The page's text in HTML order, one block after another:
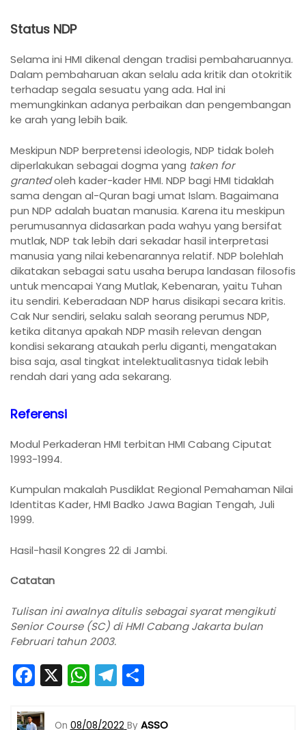
Status NDP
Selama ini HMI dikenal dengan tradisi pembaharuannya.
Dalam pembaharuan akan selalu ada kritik dan otokritik
terhadap segala sesuatu yang ada. Hal ini
memungkinkan adanya perbaikan dan pengembangan
ke arah yang lebih baik.
Meskipun NDP berpretensi ideologis, NDP tidak boleh
diperlakukan sebagai dogma yang taken for
grantedoleh kader-kader HMI. NDP bagi HMI tidaklah
sama dengan al-Quran bagi umat Islam. Bagaimana
pun NDP adalah buatan manusia. Karena itu meskipun
perumusannya didasarkan pada wahyu yang bersifat
mutlak, NDP tak lebih dari sekadar hasil interpretasi
manusia yang nilai kebenarannya relatif. NDP bolehlah
dikatakan sebagai satu usaha berupa landasan filosofis
untuk mencapai Yang Mutlak, Kebenaran, yaitu Tuhan
itu sendiri. Keberadaan NDP harus disikapi secara kritis.
Cak Nur sendiri, selaku salah seorang perumus NDP,
ketika ditanya apakah NDP masih relevan dengan
kondisi sekarang ataukah perlu diganti, mengatakan
bisa saja, asal tingkat intelektualitasnya tidak lebih
rendah dari yang ada sekarang.
Referensi
Modul Perkaderan HMI terbitan HMI Cabang Ciputat
1993-1994.
Kumpulan makalah Pusdiklat Regional Pemahaman Nilai
Identitas Kader, HMI Badko Jawa Bagian Tengah, Juli
1999.
Hasil-hasil Kongres 22 di Jambi.
Catatan
Tulisan ini awalnya ditulis sebagai syarat mengikuti
Senior Course (SC) di HMI Cabang Jakarta bulan
Februari tahun 2003.
F
a
c
X W
h
a
T
el
e ar
On 08/08/2022 By ASSO